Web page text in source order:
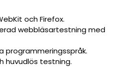
och Firefox.
webbläsartestning med
programmeringsspråk.
huvudlös testning.